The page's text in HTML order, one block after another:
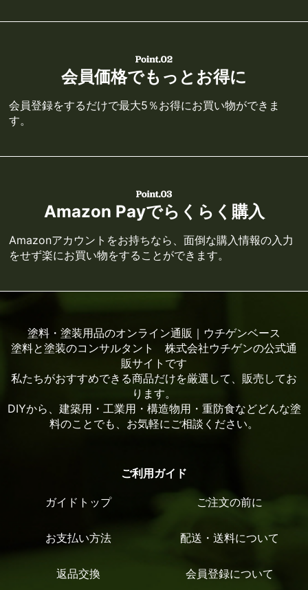
会員価格でもっとお得に
会員登録をするだけで最大5％お得にお買い物ができま
す。
Amazon Payでらくらく購入
Amazonアカウントをお持ちなら、面倒な購入情報の入力
をせず楽にお買い物をすることができます。
塗料・塗装用品のオンライン通販｜ウチゲンベース
塗料と塗装のコンサルタント 株式会社ウチゲンの公式通
販サイトです
私たちがおすすめできる商品だけを厳選して、販売してお
ります。
DIYから、建築用・工業用・構造物用・重防食などどんな塗
料のことでも、お気軽にご相談ください。
ご利用ガイド
ガイドトップ ご注文の前に
お支払い方法 配送・送料について
返品交換 会員登録について